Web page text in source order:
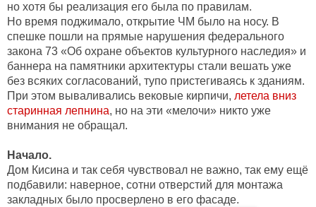
но хотя бы реализация его была по правилам.
Но время поджимало, открытие ЧМ было на носу. В
спешке пошли на прямые нарушения федерального
закона 73 «Об охране объектов культурного наследия» и
баннера на памятники архитектуры стали вешать уже
без всяких согласований, тупо пристегиваясь к зданиям.
При этом вываливались вековые кирпичи, летела вниз
старинная лепнина, но на эти «мелочи» никто уже
Дом Кисина и так себя чувствовал не важно, так ему ещё
подбавили: наверное, сотни отверстий для монтажа
закладных было просверлено в его фасаде.